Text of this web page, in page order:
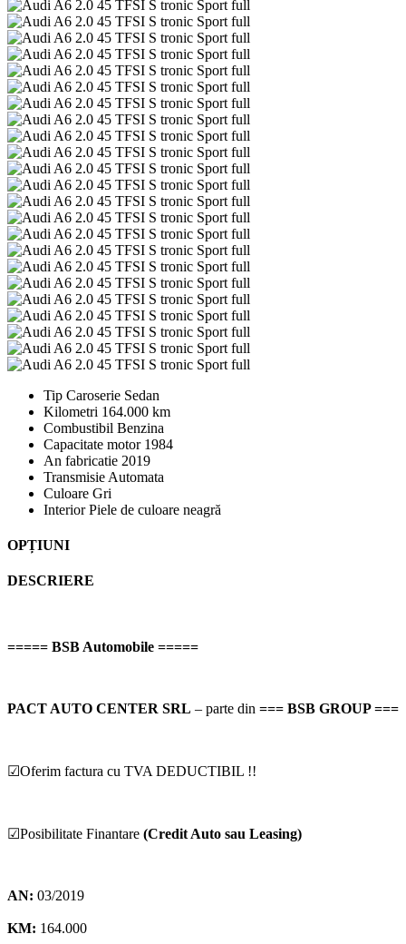
Tip Caroserie Sedan
Kilometri 164.000 km
Combustibil Benzina
Capacitate motor 1984
An fabricatie 2019
Transmisie Automata
Culoare Gri
InteriorPiele de culoare neagră
OPȚIUNI
DESCRIERE
===== BSB Automobile =====
PACT AUTO CENTER SRL – parte din === BSB GROUP ===
☑Oferim factura cu TVA DEDUCTIBIL !!
☑Posibilitate Finantare (Credit Auto sau Leasing)
AN: 03/2019
KM: 164.000